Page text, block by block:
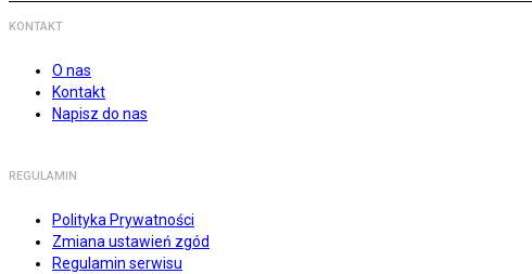
KONTAKT
O nas
Kontakt
Napisz do nas
REGULAMIN
Polityka Prywatności
Zmiana ustawień zgód
Regulamin serwisu